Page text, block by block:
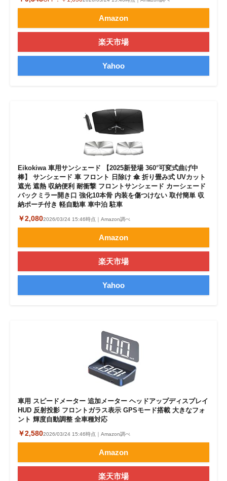
Amazon
楽天市場
Yahoo
Eikokiwa 車用サンシェード 【2025新登場 360°可変式曲げ中
棒】 サンシェード 車 フロント 日除け 傘 折り畳み式 UVカット
遮光 遮熱 収納便利 耐衝撃 フロントサンシェード カーシェード
バックミラー開き口 強化10本骨 内装を傷つけない 取付簡単 収
納ポーチ付き 軽自動車 車中泊 駐車
￥2,0802026/03/24 15:46時点｜Amazon調べ
Amazon
楽天市場
Yahoo
車用 スピードメーター 追加メーター ヘッドアップディスプレイ
HUD 反射投影 フロントガラス表示 GPSモード搭載 大きなフォ
ント 輝度自動調整 全車種対応
￥2,5802026/03/24 15:46時点｜Amazon調べ
Amazon
楽天市場